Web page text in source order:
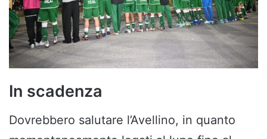
In scadenza
Dovrebbero salutare l’Avellino, in quanto